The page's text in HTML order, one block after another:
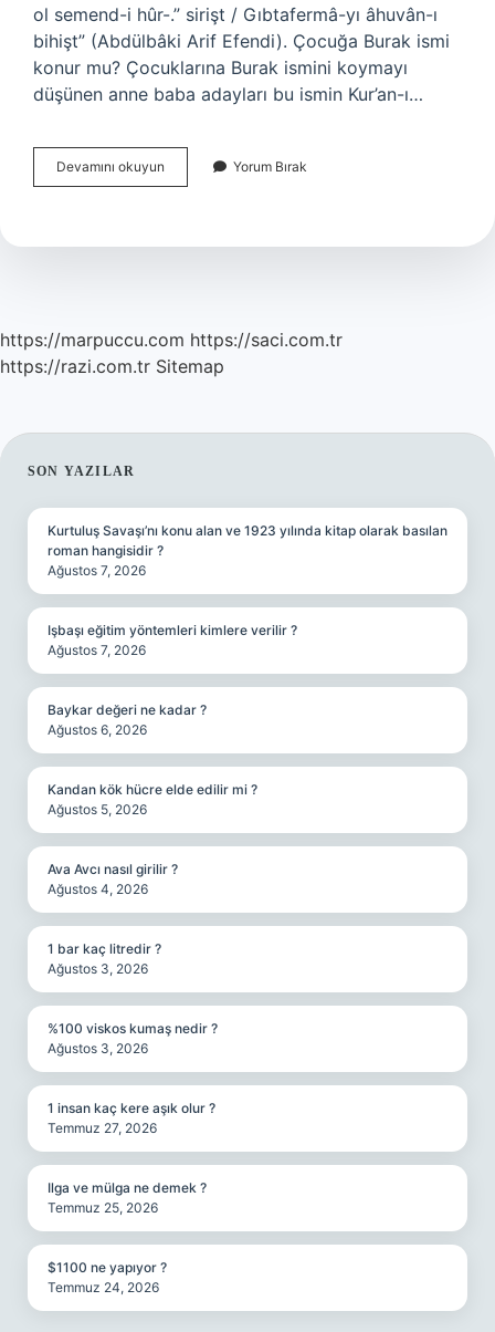
ol semend-i hûr-.” sirişt / Gıbtafermâ-yı âhuvân-ı
bihişt” (Abdülbâki Arif Efendi). Çocuğa Burak ismi
konur mu? Çocuklarına Burak ismini koymayı
düşünen anne baba adayları bu ismin Kur’an-ı…
Devamını okuyun
Türkçe
Yorum Bırak
https://marpuccu.com https://saci.com.tr
https://razi.com.tr Sitemap
SIDEBAR
SON YAZILAR
Kurtuluş Savaşı’nı konu alan ve 1923 yılında kitap olarak basılan
roman hangisidir ?
Ağustos 7, 2026
Işbaşı eğitim yöntemleri kimlere verilir ?
Ağustos 7, 2026
Baykar değeri ne kadar ?
Ağustos 6, 2026
Kandan kök hücre elde edilir mi ?
Ağustos 5, 2026
Ava Avcı nasıl girilir ?
Ağustos 4, 2026
1 bar kaç litredir ?
Ağustos 3, 2026
%100 viskos kumaş nedir ?
Ağustos 3, 2026
1 insan kaç kere aşık olur ?
Temmuz 27, 2026
Ilga ve mülga ne demek ?
Temmuz 25, 2026
$1100 ne yapıyor ?
Temmuz 24, 2026